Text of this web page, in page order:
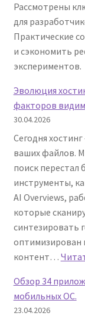
до
24/7
Рассмотрены
для
Практические
и сэкономить
экспериментов.
Эволюция
факторов
30.04.2026
Сегодня
ваших файлов.
поиск перестал
инструменты,
AI Overviews,
которые
синтезировать
оптимизирован
контент…
Обзор 34
мобильных ОС.
23.04.2026